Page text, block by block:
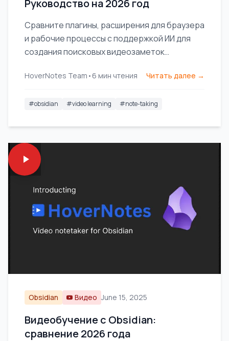
Руководство на 2026 год
Сравните плагины, расширения для браузера
и рабочие процессы с поддержкой ИИ для
создания поисковых видеозаметок
HoverNotes Team • 6 мин чтения Читать далее →
#obsidian #video learning #note-taking
Obsidian Видео June 15, 2025
Видеобучение с Obsidian:
сравнение 2026 года